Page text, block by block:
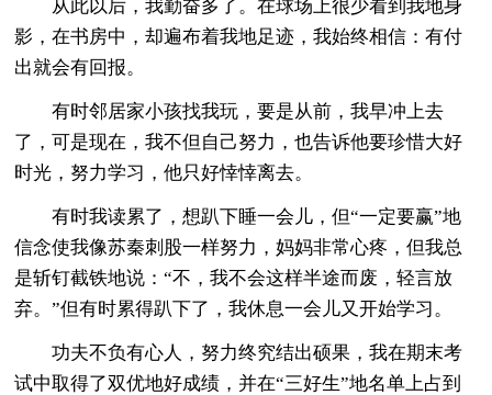
从此以后，我勤奋多了。在球场上很少看到我地身
影，在书房中，却遍布着我地足迹，我始终相信：有付
出就会有回报。
有时邻居家小孩找我玩，要是从前，我早冲上去
了，可是现在，我不但自己努力，也告诉他要珍惜大好
时光，努力学习，他只好悻悻离去。
有时我读累了，想趴下睡一会儿，但“一定要赢”地
信念使我像苏秦刺股一样努力，妈妈非常心疼，但我总
是斩钉截铁地说：“不，我不会这样半途而废，轻言放
弃。”但有时累得趴下了，我休息一会儿又开始学习。
功夫不负有心人，努力终究结出硕果，我在期末考
试中取得了双优地好成绩，并在“三好生”地名单上占到